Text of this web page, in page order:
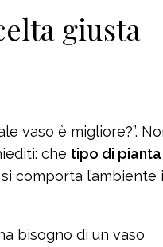
giusta
vaso è migliore?”.
che tipo di pianta
comporta l’ambiente
bisogno di un vaso